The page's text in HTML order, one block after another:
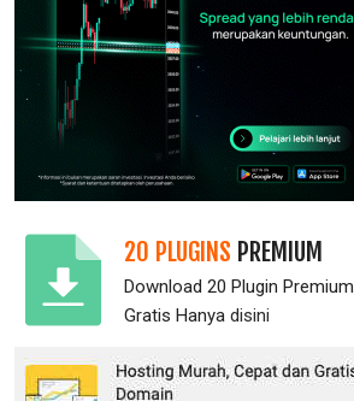
20 PLUGINS PREMIUM
Download 20 Plugin Premium
Gratis Hanya disini